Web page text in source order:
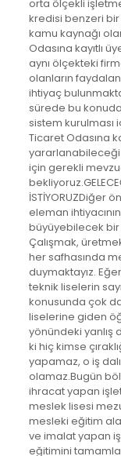
orta ölçekli
kredisi benzeri
kamu kaynağı
Odasına kayıtlı
aynı ölçekteki
olanların
ihtiyaç
sürede bu
sistem
Ticaret Odasına
yararlanabileceği
için gerekli
İSTİYORUZDiğer
eleman
büyüyebilecek bir
Çalışmak,
her safhasında
duymaktayız.
teknik liselerin
konusunda çok
liselerine giden
yönündeki yanlış
ki hiç kimse
yapamaz, o iş
olamaz.Bugün
ihracat yapan
meslek lisesi
mesleki eğitim
ve imalat yapan
eğitimini